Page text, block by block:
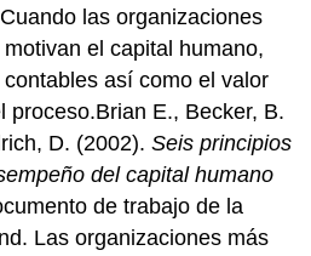
las organizaciones
el capital humano,
así como el valor
proceso.Brian E., Becker, B.
D. (2002).Seis principios
del capital humano
de trabajo de la
Las organizaciones más